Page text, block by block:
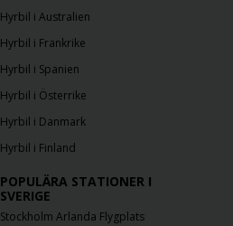
Hyrbil i Australien
Hyrbil i Frankrike
Hyrbil i Spanien
Hyrbil i Österrike
Hyrbil i Danmark
Hyrbil i Finland
POPULÄRA STATIONER I
SVERIGE
Stockholm Arlanda Flygplats